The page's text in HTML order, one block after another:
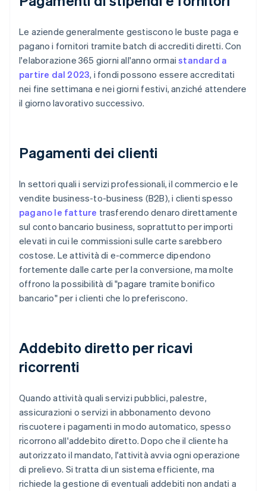
Le aziende generalmente gestiscono le buste paga e
pagano i fornitori tramite batch di accrediti diretti. Con
l'elaborazione 365 giorni all'anno ormaistandard a
partire dal 2023, i fondi possono essere accreditati
nei fine settimana e nei giorni festivi, anziché attendere
il giorno lavorativo successivo.
Pagamenti dei clienti
In settori quali i servizi professionali, il commercio e le
vendite business-to-business (B2B), i clienti spesso
pagano le fatture trasferendo denaro direttamente
sul conto bancario business, soprattutto per importi
elevati in cui le commissioni sulle carte sarebbero
costose. Le attività di e-commerce dipendono
fortemente dalle carte per la conversione, ma molte
offrono la possibilità di "pagare tramite bonifico
bancario" per i clienti che lo preferiscono.
Addebito diretto per ricavi
ricorrenti
Quando attività quali servizi pubblici, palestre,
assicurazioni o servizi in abbonamento devono
riscuotere i pagamenti in modo automatico, spesso
ricorrono all'addebito diretto. Dopo che il cliente ha
autorizzato il mandato, l'attività avvia ogni operazione
di prelievo. Si tratta di un sistema efficiente, ma
richiede la gestione di eventuali addebiti non andati a